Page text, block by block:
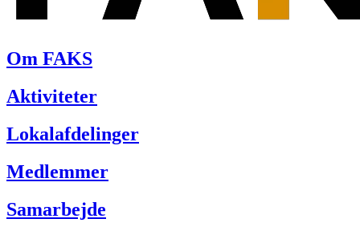
Om FAKS
Aktiviteter
Lokalafdelinger
Medlemmer
Samarbejde